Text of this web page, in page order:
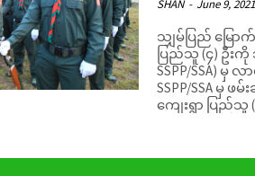
SHAN - June 9, 2021
သျှမ်ပြည် မြေ
ပြည်သူ (၄) ဦး
SSPP/SSA) မှ
SSPP/SSA မှ
ကျေးရွာ ပြည်သူ (